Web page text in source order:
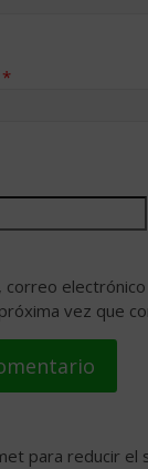
*
correo
vez que
para reducir el